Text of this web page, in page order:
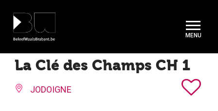
La Clé des Champs CH 1
JODOIGNE